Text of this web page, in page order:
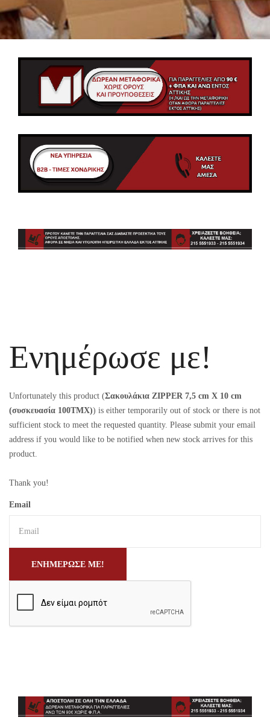
Ενημέρωσε με!
Unfortunately this product (Σακουλάκια ZIPPER 7,5 cm Χ 10 cm
(συσκευασία 100ΤΜΧ)) is either temporarily out of stock or there is not
sufficient stock to meet the requested quantity. Please submit your email
address if you would like to be notified when new stock arrives for this
product.
Thank you!
Email